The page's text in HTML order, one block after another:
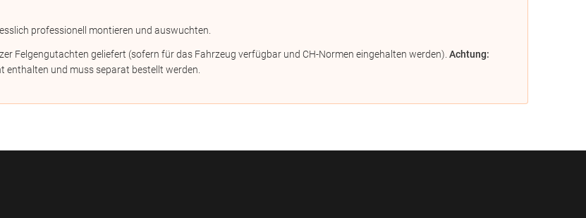
professionell montieren und auswuchten.
Felgengutachten geliefert (sofern für das Fahrzeug verfügbar und CH-Normen eingehalten werden). Achtung:
und muss separat bestellt werden.